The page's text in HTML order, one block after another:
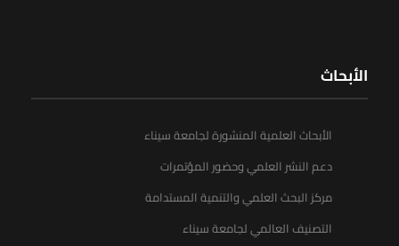
الأبحاث
الأبحاث العلمية المنشورة لجامعة سيناء
دعم النشر العلمي وحضور المؤتمرات
مركز البحث العلمي والتنمية المستدامة
التصنيف العالمي لجامعة سيناء